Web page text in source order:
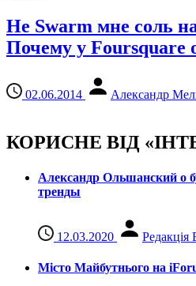
Не Swarm мне соль
Почему у Foursquare
02.06.2014 Александр
КОРИСНЕ ВІД
Александр Ольшанский о
тренды
12.03.2020 Редакція
Місто Майбутнього на